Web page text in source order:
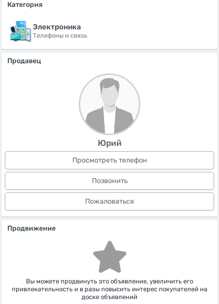
Категория
Электроника
Телефоны и связь
Продавец
Юрий
Просмотреть телефон
Позвонить
Пожаловаться
Продвижение
Вы можете продвинуть это объявление, увеличить его
привлекательность и в разы повысить интерес покупателей на
доске объявлений